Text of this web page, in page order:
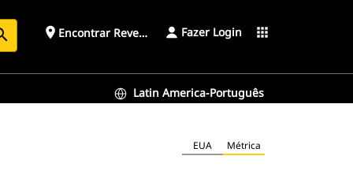
place Encontrar Revendedor Fazer Login apps
Latin America-Português
EUA Métrica